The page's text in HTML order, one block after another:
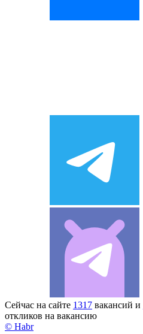
Сейчас на сайте 1317 вакансий и
откликов на вакансию
© Habr